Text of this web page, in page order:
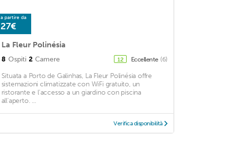
a partire da
27€
La Fleur Polinésia
8 Ospiti 2 Camere 12 Eccellente (6)
Situata a Porto de Galinhas, La Fleur Polinésia offre
sistemazioni climatizzate con WiFi gratuito, un
ristorante e l'accesso a un giardino con piscina
all'aperto. ...
Verifica disponibilità